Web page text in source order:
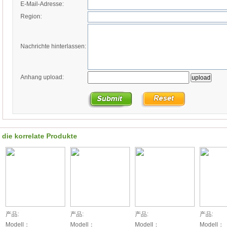
E-Mail-Adresse:
Region:
Nachrichte hinterlassen:
Anhang upload:
die korrelate Produkte